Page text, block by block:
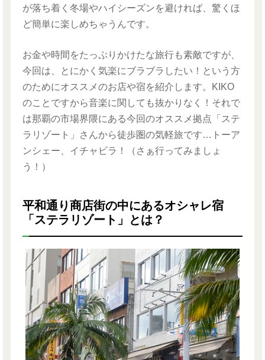
が落ち着く冬場やハイシーズンを避ければ、驚くほ
ど簡単に楽しめちゃうんです。
お金や時間をたっぷりかけたな旅行も素敵ですが、
今回は、とにかく気楽にブラブラしたい！という方
のためにオススメのお店や宿を紹介します。KIKO
のことですから音楽に関しても抜かりなく！それで
は那覇の市場界隈にある今回のオススメ拠点「ステ
ラリゾート」さんから徒歩圏の気軽旅です…トーア
ンシェー、イチャビラ！（さぁ行ってみましょ
う！）
平和通り商店街の中にあるオシャレ宿
「ステラリゾート」とは？